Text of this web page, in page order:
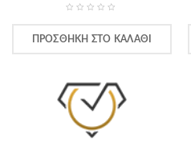
ΠΡΟΣΘΉΚΗ ΣΤΟ ΚΑΛΆΘΙ